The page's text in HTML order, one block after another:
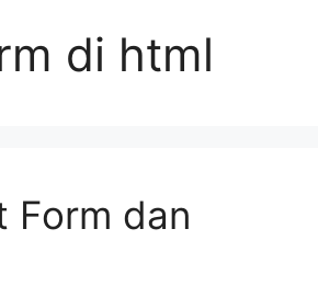
di html
Form dan